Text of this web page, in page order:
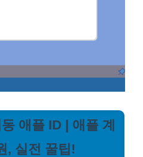
애플 ID | 애플 계
, 실전 꿀팁!